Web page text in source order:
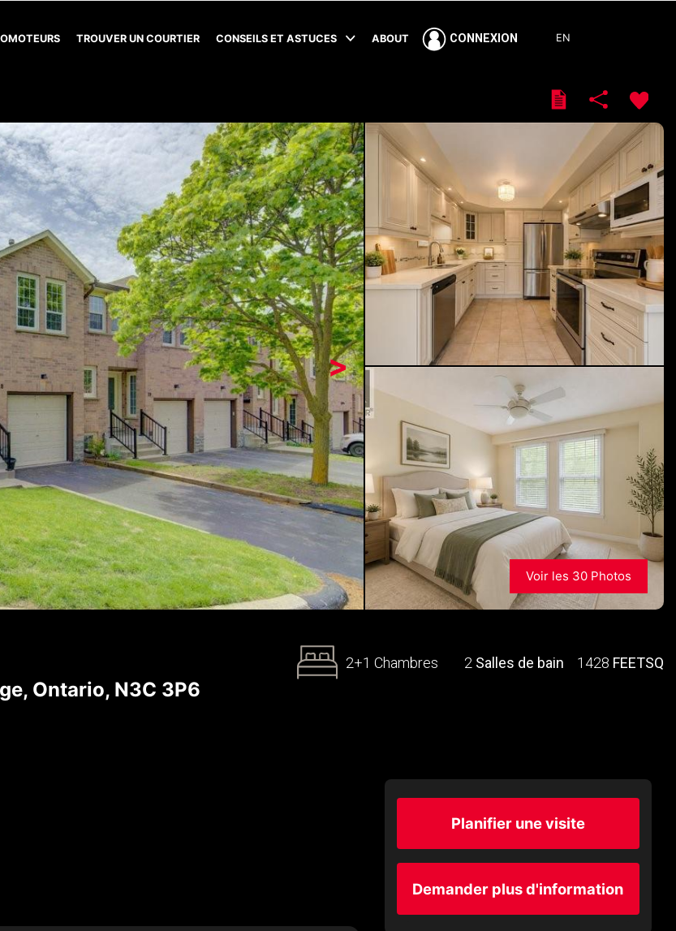
TROUVER UN COURTIER CONSEILS ET ASTUCES ABOUT CONNEXION EN
>
Voir les 30 Photos
Ontario, N3C 3P6
2+1 Chambres 2 Salles de bain 1428 FEETSQ
Planifier une visite
Demander plus d'information